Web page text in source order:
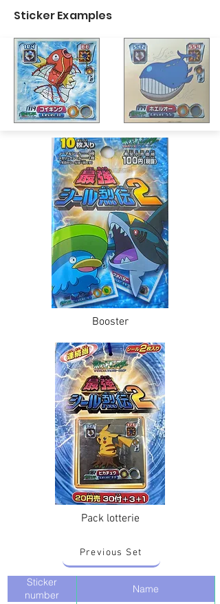
Sticker Examples
Booster
Pack lotterie
Previous Set
Sticker
number
Name